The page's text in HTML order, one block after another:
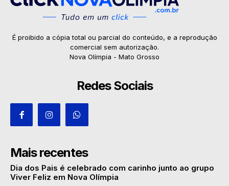
É proibido a cópia total ou parcial do conteúdo, e a reprodução
comercial sem autorização.
Nova Olímpia - Mato Grosso
Redes Sociais
Mais recentes
Dia dos Pais é celebrado com carinho junto ao grupo
Viver Feliz em Nova Olímpia